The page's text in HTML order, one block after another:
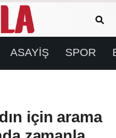
ASAYİŞ SPOR
için arama